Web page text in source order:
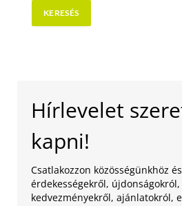
Hírlevelet
kapni!
Csatlakozzon közösségünkhöz
érdekességekről,
kedvezményekről, ajánlatokról,